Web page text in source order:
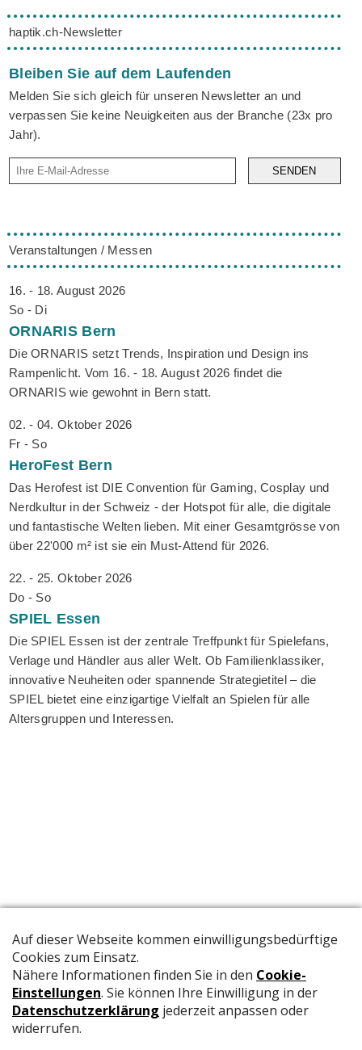
haptik.ch-Newsletter
Bleiben Sie auf dem Laufenden
Melden Sie sich gleich für unseren Newsletter an und
verpassen Sie keine Neuigkeiten aus der Branche (23x pro
Jahr).
SENDEN
Veranstaltungen / Messen
16. - 18. August 2026
So - Di
ORNARIS Bern
Die ORNARIS setzt Trends, Inspiration und Design ins
Rampenlicht. Vom 16. - 18. August 2026 findet die
ORNARIS wie gewohnt in Bern statt.
02. - 04. Oktober 2026
Fr - So
HeroFest Bern
Das Herofest ist DIE Convention für Gaming, Cosplay und
Nerdkultur in der Schweiz - der Hotspot für alle, die digitale
und fantastische Welten lieben. Mit einer Gesamtgrösse von
über 22'000 m² ist sie ein Must-Attend für 2026.
22. - 25. Oktober 2026
Do - So
SPIEL Essen
Die SPIEL Essen ist der zentrale Treffpunkt für Spielefans,
Verlage und Händler aus aller Welt. Ob Familienklassiker,
innovative Neuheiten oder spannende Strategietitel – die
SPIEL bietet eine einzigartige Vielfalt an Spielen für alle
Altersgruppen und Interessen.
Die offizielle Publikation der Schweizer Papeterien informiert